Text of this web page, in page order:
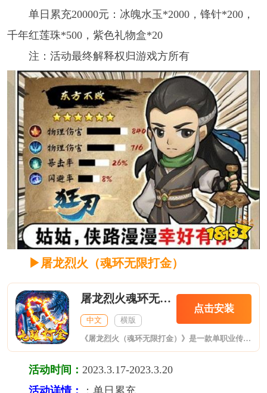
单日累充20000元：冰魄水玉*2000，锋针*200，
千年红莲珠*500，紫色礼物盒*20
注：活动最终解释权归游戏方所有
▶屠龙烈火（魂环无限打金）
屠龙烈火魂环无限打金
中文 横版
点击安装
《屠龙烈火（魂环无限打金）》是一款单职业传奇游戏，上线送斗罗魂环炸街、满级VIP、1亿元宝，5万钻石！升级可召唤蓝电霸王龙震慑全场，一人双刀无限打金，刀刀爆充值，传奇经典画质，给你最燃情的回忆！
活动时间： 2023.3.17-2023.3.20